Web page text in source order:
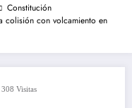
Constitución
colisión con volcamiento en
308 Visitas